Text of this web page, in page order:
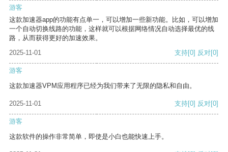
游客
这款加速器app的功能有点单一，可以增加一些新功能。比如，可以增加
一个自动切换线路的功能，这样就可以根据网络情况自动选择最优的线
路，从而获得更好的加速效果。
2025-11-01
支持[0] 反对[0]
游客
这款加速器VPM应用程序已经为我们带来了无限的隐私和自由。
2025-11-01 支持[0] 反对[0]
游客
这款软件的操作非常简单，即使是小白也能快速上手。